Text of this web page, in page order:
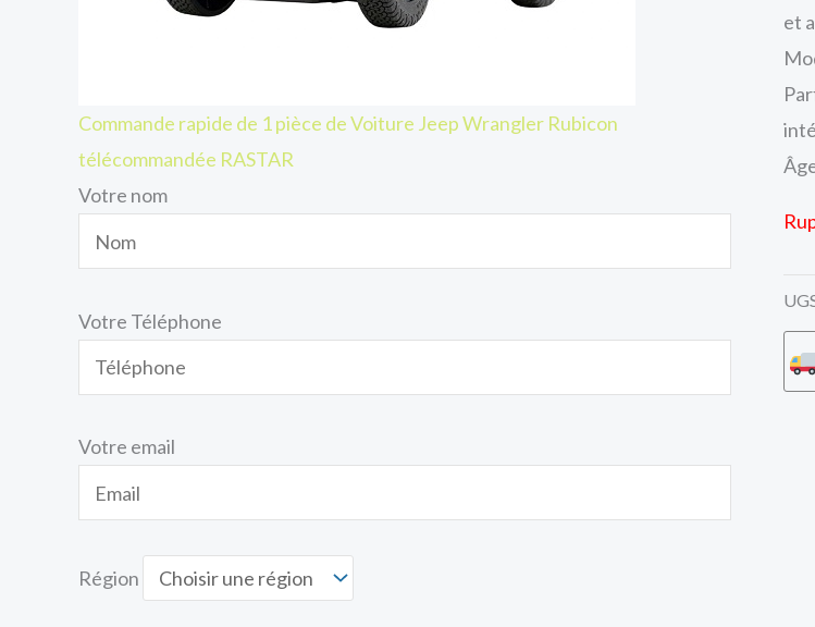
Commande rapide de 1 pièce de Voiture Jeep Wrangler Rubicon
télécommandée RASTAR
Votre nom
Votre Téléphone
Votre email
Région
et